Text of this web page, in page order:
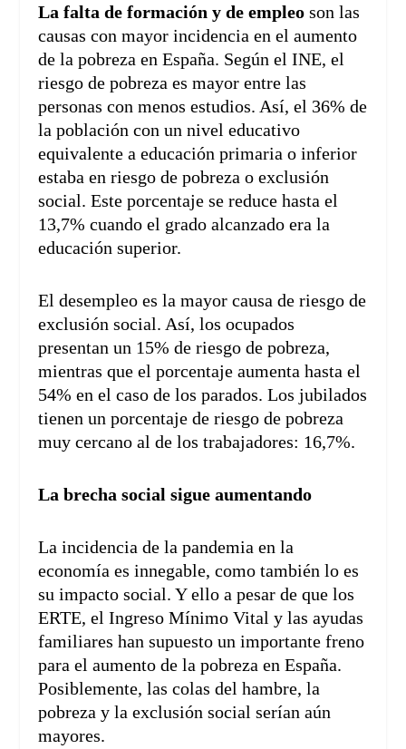
La falta de formación y de empleo son las
causas con mayor incidencia en el aumento
de la pobreza en España. Según el INE, el
riesgo de pobreza es mayor entre las
personas con menos estudios. Así, el 36% de
la población con un nivel educativo
equivalente a educación primaria o inferior
estaba en riesgo de pobreza o exclusión
social. Este porcentaje se reduce hasta el
13,7% cuando el grado alcanzado era la
educación superior.
El desempleo es la mayor causa de riesgo de
exclusión social. Así, los ocupados
presentan un 15% de riesgo de pobreza,
mientras que el porcentaje aumenta hasta el
54% en el caso de los parados. Los jubilados
tienen un porcentaje de riesgo de pobreza
muy cercano al de los trabajadores: 16,7%.
La brecha social sigue aumentando
La incidencia de la pandemia en la
economía es innegable, como también lo es
su impacto social. Y ello a pesar de que los
ERTE, el Ingreso Mínimo Vital y las ayudas
familiares han supuesto un importante freno
para el aumento de la pobreza en España.
Posiblemente, las colas del hambre, la
pobreza y la exclusión social serían aún
mayores.